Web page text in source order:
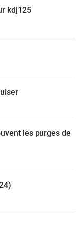
kdj125
les purges de